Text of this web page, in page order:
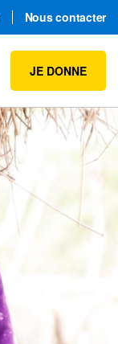
Nous contacter
JE DONNE